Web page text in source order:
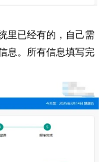
里已经有的，自己需
息。所有信息填写完